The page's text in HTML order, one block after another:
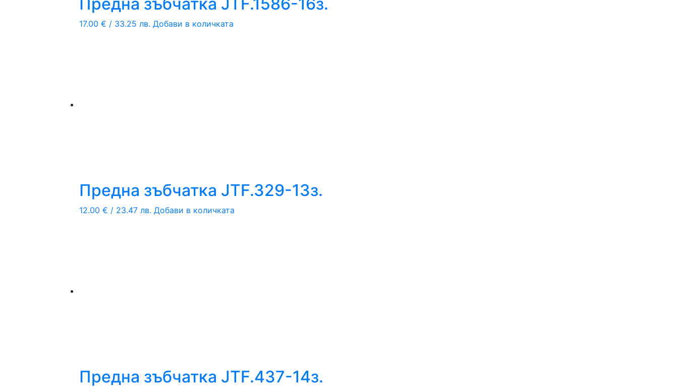
17.00 € / 33.25 лв. Добави в количката
Предна зъбчатка JTF.329-13з.
12.00 € / 23.47 лв. Добави в количката
Предна зъбчатка JTF.437-14з.